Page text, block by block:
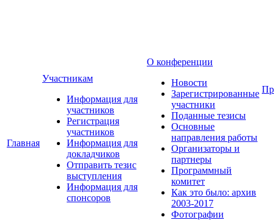
Главная
Участникам
Информация для
участников
Регистрация
участников
Информация для
докладчиков
Отправить тезис
выступления
Информация для
спонсоров
О конференции
Новости
Зарегистрированные
участники
Поданные тезисы
Основные
направления работы
Организаторы и
партнеры
Программный
комитет
Как это было: архив
2003-2017
Фотографии